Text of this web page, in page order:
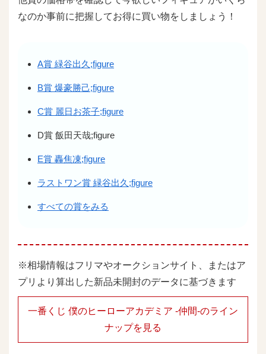
なのか事前に把握してお得に買い物をしましょう！
A賞 緑谷出久;figure
B賞 爆豪勝己;figure
C賞 麗日お茶子;figure
D賞 飯田天哉;figure
E賞 轟焦凍;figure
ラストワン賞 緑谷出久;figure
すべての賞をみる
※相場情報はフリマやオークションサイト、またはア
プリより算出した新品未開封のデータに基づきます
一番くじ 僕のヒーローアカデミア -仲間-のライン
ナップを見る